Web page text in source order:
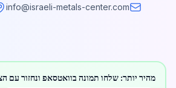
info@israeli-metals-center.com
מהיר יותר: שלחו תמונה בוואטסאפ ונחזור עם הצעת